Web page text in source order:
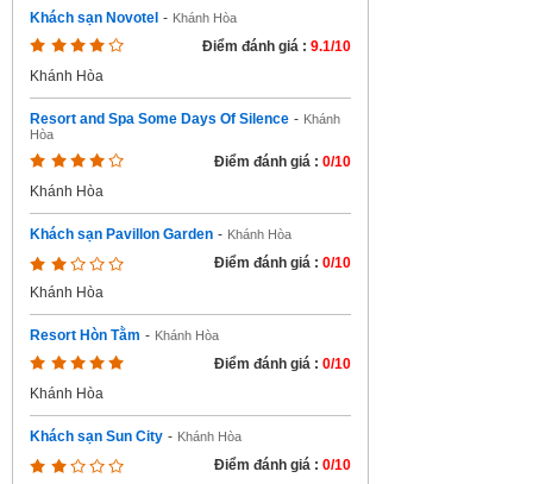
Khách sạn Novotel - Khánh Hòa
Điểm đánh giá : 9.1/10
Khánh Hòa
Resort and Spa Some Days Of Silence - Khánh
Hòa
Điểm đánh giá : 0/10
Khánh Hòa
Khách sạn Pavillon Garden - Khánh Hòa
Điểm đánh giá : 0/10
Khánh Hòa
Resort Hòn Tằm - Khánh Hòa
Điểm đánh giá : 0/10
Khánh Hòa
Khách sạn Sun City - Khánh Hòa
Điểm đánh giá : 0/10